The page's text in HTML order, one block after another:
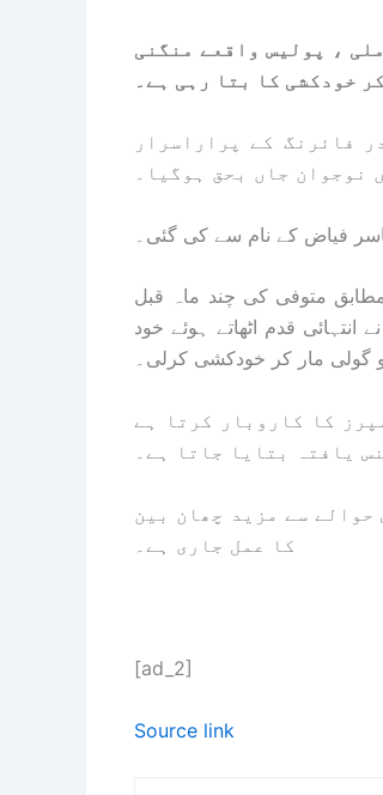
، پولیس واقعے منگنی
خودکشی کا بتا رہی ہے۔
قائم گودام کے اندر فائرنگ کے پراراسرار
نوجوان جاں بحق ہوگیا۔
متوفی کی چند ماہ قبل
قدم اٹھاتے ہوئے خود
کا کاروبار کرتا ہے
حوالے سے مزید چھان بین
کا عمل جاری ہے۔
[ad_2]
Source link